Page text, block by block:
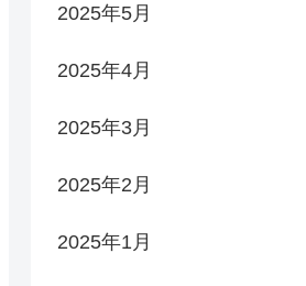
2025年5月
2025年4月
2025年3月
2025年2月
2025年1月